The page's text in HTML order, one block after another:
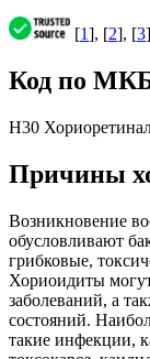
[1], [2], [3
Код по
H30
Причины
Возникновение
обусловливают
грибковые,
Хориоидиты
заболеваний, а
состояний.
такие инфекции,